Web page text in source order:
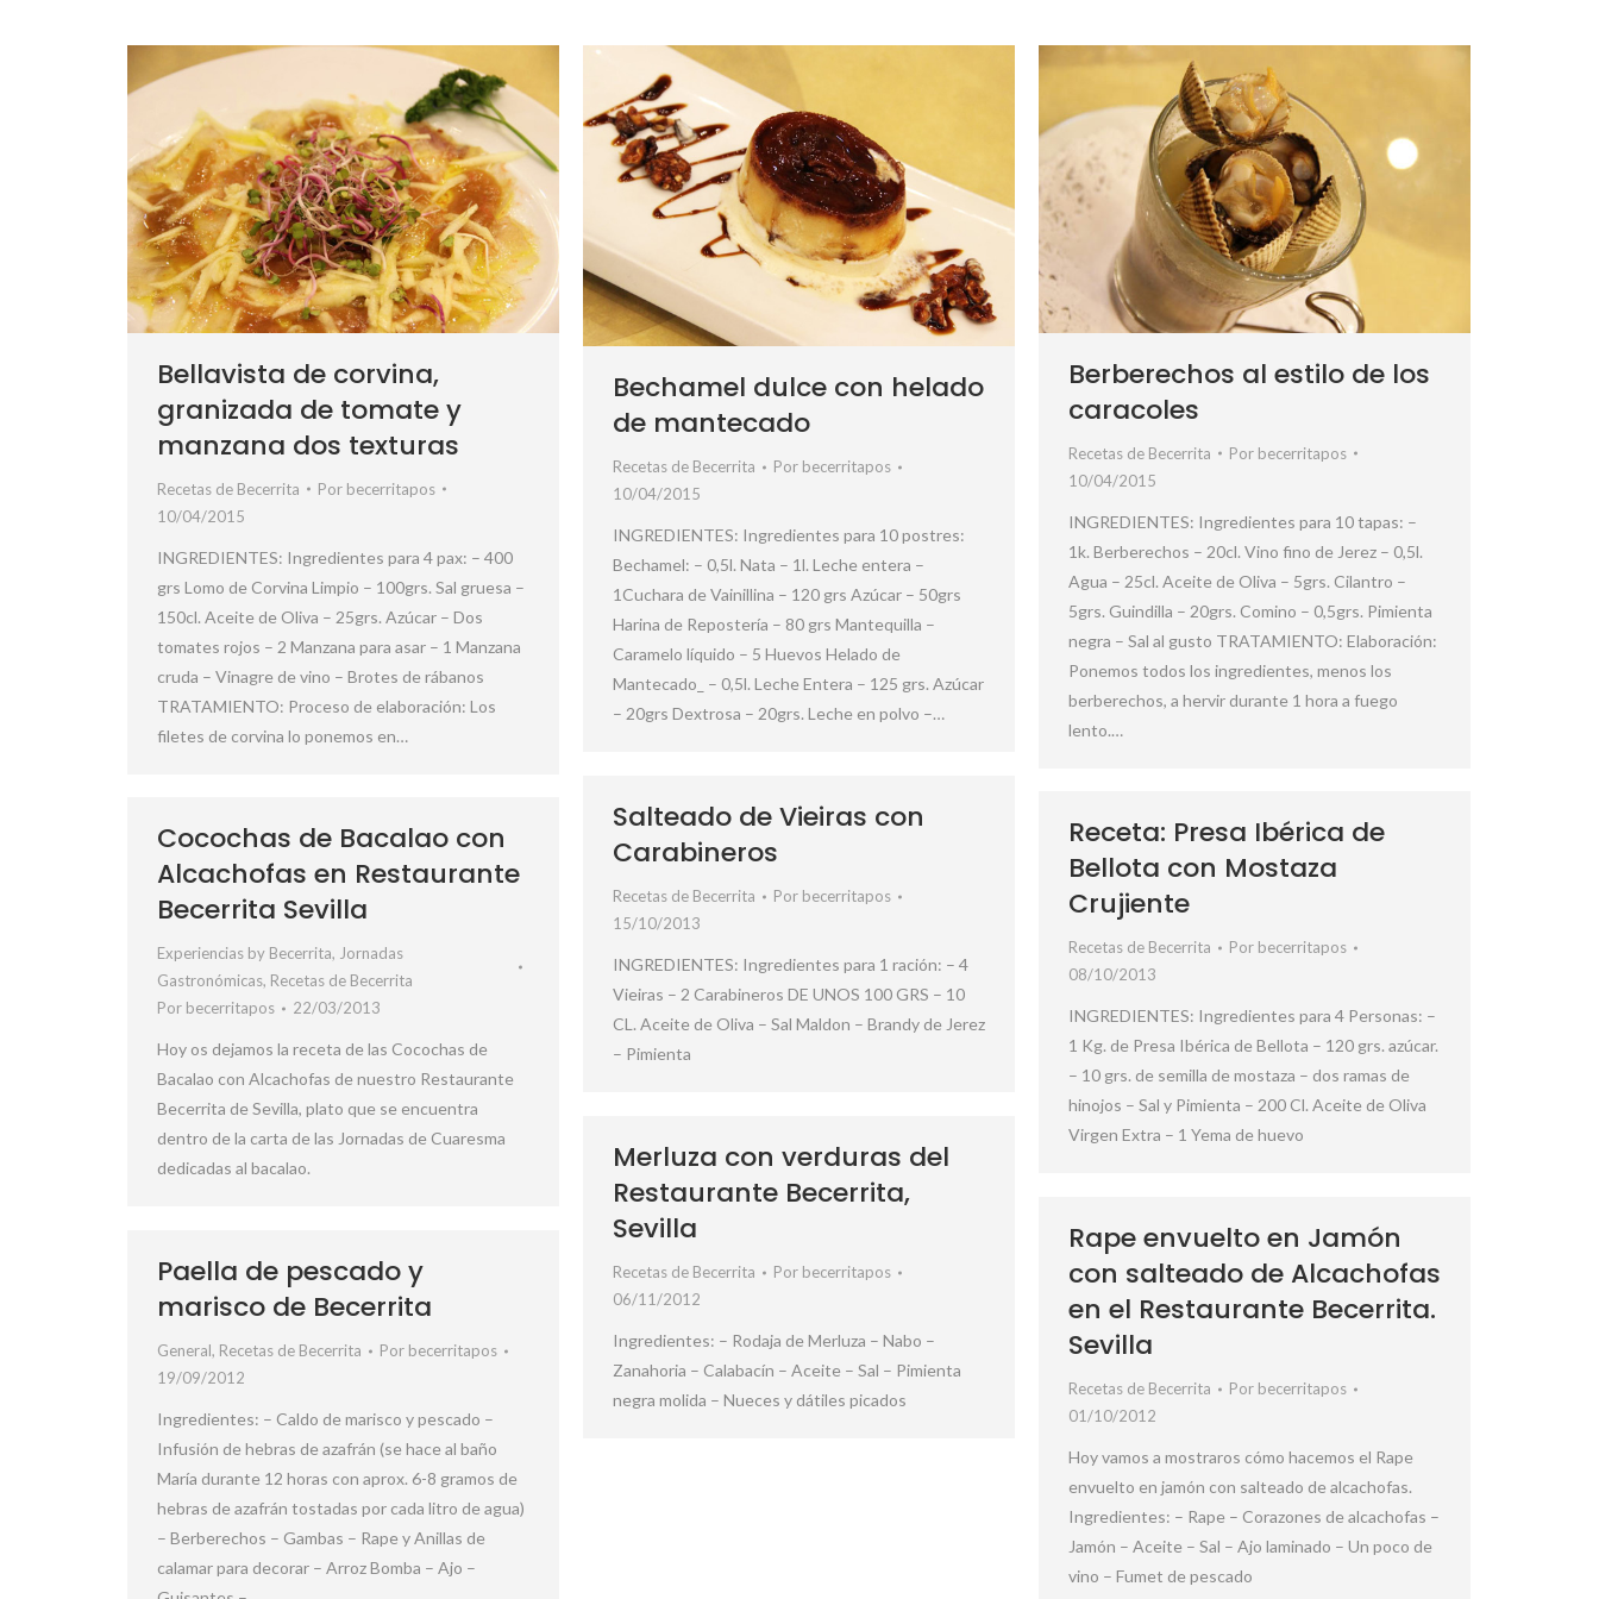
Bellavista de corvina,
granizada de tomate y
manzana dos texturas
Recetas de Becerrita Por becerritapos
10/04/2015
INGREDIENTES: Ingredientes para 4 pax: – 400
grs Lomo de Corvina Limpio – 100grs. Sal gruesa –
150cl. Aceite de Oliva – 25grs. Azúcar – Dos
tomates rojos – 2 Manzana para asar – 1 Manzana
cruda – Vinagre de vino – Brotes de rábanos
TRATAMIENTO: Proceso de elaboración: Los
filetes de corvina lo ponemos en…
Bechamel dulce con helado
de mantecado
Recetas de Becerrita Por becerritapos
10/04/2015
INGREDIENTES: Ingredientes para 10 postres:
Bechamel: – 0,5l. Nata – 1l. Leche entera –
1Cuchara de Vainillina – 120 grs Azúcar – 50grs
Harina de Repostería – 80 grs Mantequilla –
Caramelo líquido – 5 Huevos Helado de
Mantecado_ – 0,5l. Leche Entera – 125 grs. Azúcar
– 20grs Dextrosa – 20grs. Leche en polvo –…
Berberechos al estilo de los
caracoles
Recetas de Becerrita Por becerritapos
10/04/2015
INGREDIENTES: Ingredientes para 10 tapas: –
1k. Berberechos – 20cl. Vino fino de Jerez – 0,5l.
Agua – 25cl. Aceite de Oliva – 5grs. Cilantro –
5grs. Guindilla – 20grs. Comino – 0,5grs. Pimienta
negra – Sal al gusto TRATAMIENTO: Elaboración:
Ponemos todos los ingredientes, menos los
berberechos, a hervir durante 1 hora a fuego
lento.…
Salteado de Vieiras con
Carabineros
Recetas de Becerrita Por becerritapos
15/10/2013
INGREDIENTES: Ingredientes para 1 ración: – 4
Vieiras – 2 Carabineros DE UNOS 100 GRS – 10
CL. Aceite de Oliva – Sal Maldon – Brandy de Jerez
– Pimienta
Receta: Presa Ibérica de
Bellota con Mostaza
Crujiente
Recetas de Becerrita Por becerritapos
08/10/2013
INGREDIENTES: Ingredientes para 4 Personas: –
1 Kg. de Presa Ibérica de Bellota – 120 grs. azúcar.
– 10 grs. de semilla de mostaza – dos ramas de
hinojos – Sal y Pimienta – 200 Cl. Aceite de Oliva
Virgen Extra – 1 Yema de huevo
Cocochas de Bacalao con
Alcachofas en Restaurante
Becerrita Sevilla
Experiencias by Becerrita, Jornadas
Gastronómicas, Recetas de Becerrita
Por becerritapos 22/03/2013
Hoy os dejamos la receta de las Cocochas de
Bacalao con Alcachofas de nuestro Restaurante
Becerrita de Sevilla, plato que se encuentra
dentro de la carta de las Jornadas de Cuaresma
dedicadas al bacalao.
Merluza con verduras del
Restaurante Becerrita,
Sevilla
Recetas de Becerrita Por becerritapos
06/11/2012
Ingredientes: – Rodaja de Merluza – Nabo –
Zanahoria – Calabacín – Aceite – Sal – Pimienta
negra molida – Nueces y dátiles picados
Rape envuelto en Jamón
con salteado de Alcachofas
en el Restaurante Becerrita.
Sevilla
Recetas de Becerrita Por becerritapos
01/10/2012
Hoy vamos a mostraros cómo hacemos el Rape
envuelto en jamón con salteado de alcachofas.
Ingredientes: – Rape – Corazones de alcachofas –
Jamón – Aceite – Sal – Ajo laminado – Un poco de
vino – Fumet de pescado
Paella de pescado y
marisco de Becerrita
General, Recetas de Becerrita Por becerritapos
19/09/2012
Ingredientes: – Caldo de marisco y pescado –
Infusión de hebras de azafrán (se hace al baño
María durante 12 horas con aprox. 6-8 gramos de
hebras de azafrán tostadas por cada litro de agua)
– Berberechos – Gambas – Rape y Anillas de
calamar para decorar – Arroz Bomba – Ajo –